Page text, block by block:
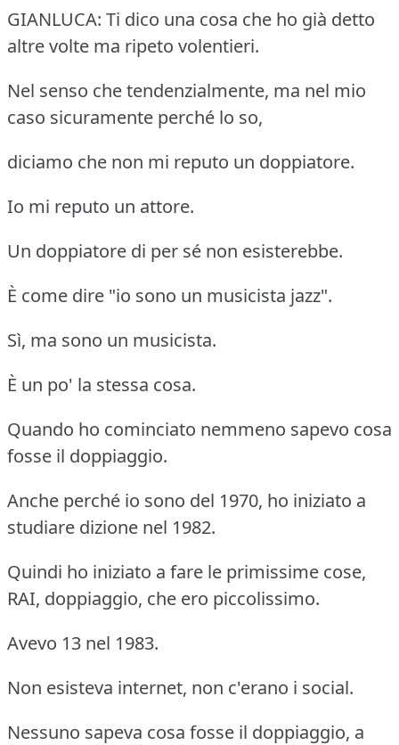
GIANLUCA: Ti dico una cosa che ho già detto
altre volte ma ripeto volentieri.
Nel senso che tendenzialmente, ma nel mio
caso sicuramente perché lo so,
diciamo che non mi reputo un doppiatore.
Io mi reputo un attore.
Un doppiatore di per sé non esisterebbe.
È come dire "io sono un musicista jazz".
Sì, ma sono un musicista.
È un po' la stessa cosa.
Quando ho cominciato nemmeno sapevo cosa
fosse il doppiaggio.
Anche perché io sono del 1970, ho iniziato a
studiare dizione nel 1982.
Quindi ho iniziato a fare le primissime cose,
RAI, doppiaggio, che ero piccolissimo.
Avevo 13 nel 1983.
Non esisteva internet, non c'erano i social.
Nessuno sapeva cosa fosse il doppiaggio, a